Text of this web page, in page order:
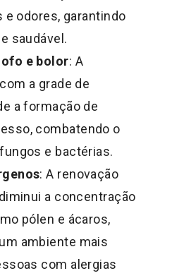
e odores, garantindo
saudável.
e bolor: A
a grade de
a formação de
combatendo o
e bactérias.
: A renovação
a concentração
pólen e ácaros,
ambiente mais
com alergias